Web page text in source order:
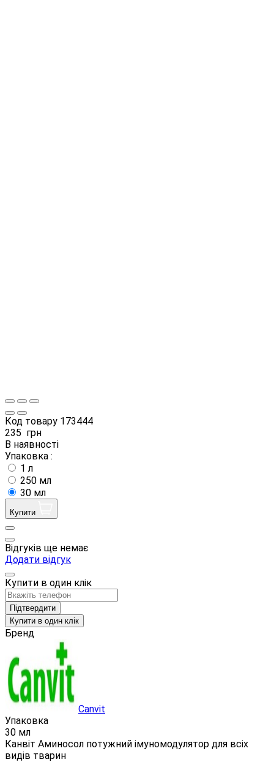
Код товару 173444
235 грн
В наявності
Упаковка :
1 л
250 мл
30 мл
Купити
Відгуків ще немає
Додати відгук
Купити в один клік
Підтвердити
Купити в один клік
Бренд
Canvit
Упаковка
30 мл
Канвіт Аминосол потужний імуномодулятор для всіх
видів тварин